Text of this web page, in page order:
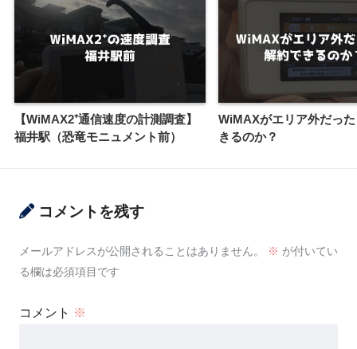
【WiMAX2⁺通信速度の計測調査】
福井駅（恐竜モニュメント前）
WiMAXがエリア外だっ
きるのか？
コメントを残す
メールアドレスが公開されることはありません。 ※ が付いてい
る欄は必須項目です
コメント ※